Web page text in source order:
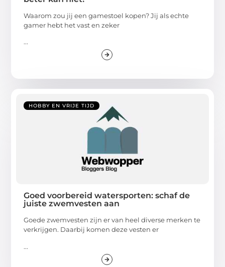
Waarom zou jij een gamestoel kopen? Jij als echte
gamer hebt het vast en zeker
...
HOBBY EN VRIJE TIJD
Goed voorbereid watersporten: schaf de
juiste zwemvesten aan
Goede zwemvesten zijn er van heel diverse merken te
verkrijgen. Daarbij komen deze vesten er
...